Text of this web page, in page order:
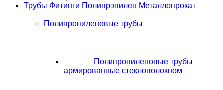
Трубы Фитинги Полипропилен Металлопрокат
Полипропиленовые трубы
Полипропиленовые трубы
армированные стекловолокном